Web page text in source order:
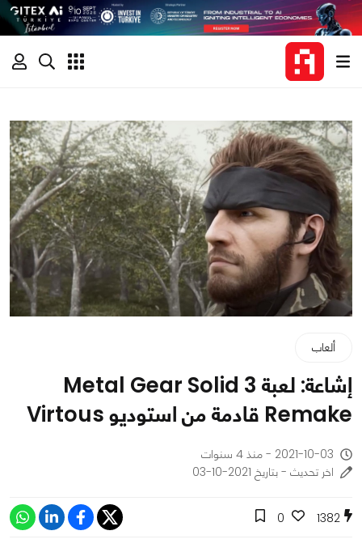
ألعاب
إشاعة: لعبة Metal Gear Solid 3
Remake قادمة من استوديو Virtous
2021-10-03 - منذ 4 سنوات
اخر تحديث - بتاريخ 2021-10-03
1382
0